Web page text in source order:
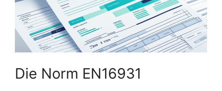
Die Norm EN16931